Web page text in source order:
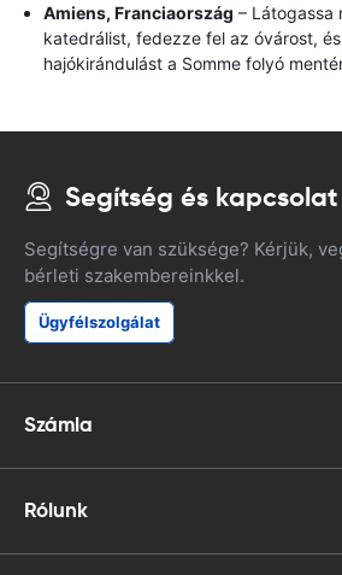
Amiens, Franciaország – Látogassa
katedrálist, fedezze fel az óvárost,
hajókirándulást a Somme folyó
Segítség és kapcsolat
Segítségre van szüksége? Kérjük,
bérleti szakembereinkkel.
Ügyfélszolgálat
Számla
Rólunk